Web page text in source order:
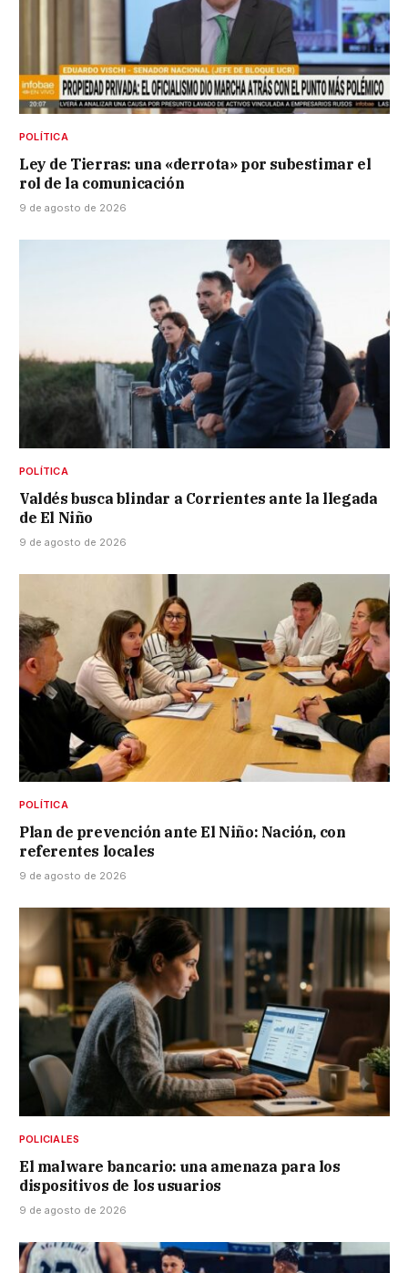
POLÍTICA
Ley de Tierras: una «derrota» por subestimar el
rol de la comunicación
9 de agosto de 2026
POLÍTICA
Valdés busca blindar a Corrientes ante la llegada
de El Niño
9 de agosto de 2026
POLÍTICA
Plan de prevención ante El Niño: Nación, con
referentes locales
9 de agosto de 2026
POLICIALES
El malware bancario: una amenaza para los
dispositivos de los usuarios
9 de agosto de 2026